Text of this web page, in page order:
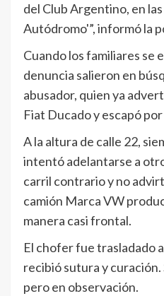
del Club Argentino, en
Autódromo'”, informó la
Cuando los familiares se
denuncia salieron en
abusador, quien ya
Fiat Ducado y escapó
A la altura de calle 22,
intentó adelantarse a
carril contrario y no
camión Marca VW
manera casi frontal.
El chofer fue trasladado
recibió sutura y
pero en observación.